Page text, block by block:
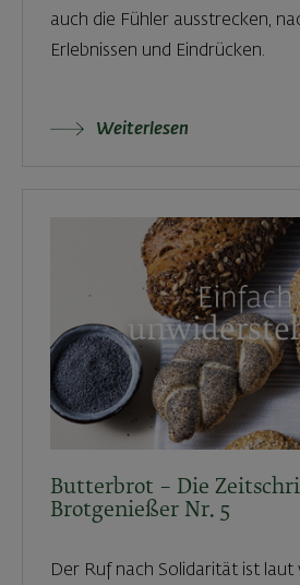
auch die Fühler ausstrecken,
Erlebnissen und Eindrücken.
Weiterlesen
Butterbrot – Die
Brotgenießer Nr. 5
Der Ruf nach Solidarität ist laut